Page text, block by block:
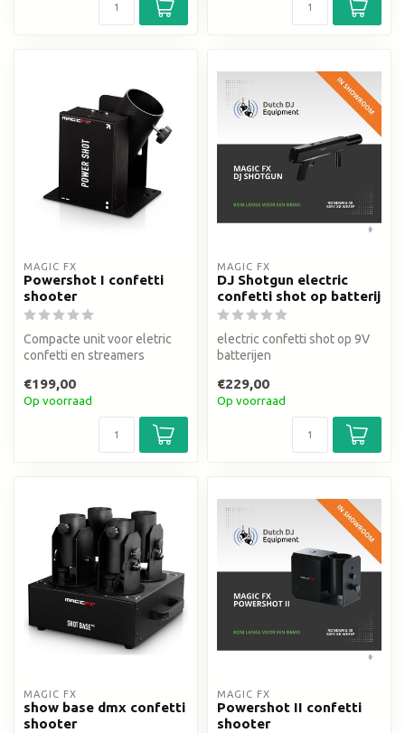
MAGIC FX
Powershot I confetti
shooter
Compacte unit voor eletric
confetti en streamers
€199,00
Op voorraad
MAGIC FX
DJ Shotgun electric
confetti shot op batterij
electric confetti shot op 9V
batterijen
€229,00
Op voorraad
MAGIC FX
show base dmx confetti
shooter
MAGIC FX
Powershot II confetti
shooter